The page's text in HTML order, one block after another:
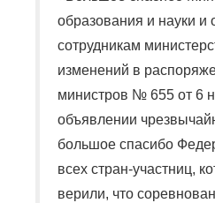
образования и науки и
сотрудникам
изменений в
министров № 655 от 6
объявлении
большое спасибо
всех стран-участниц,
верили, что